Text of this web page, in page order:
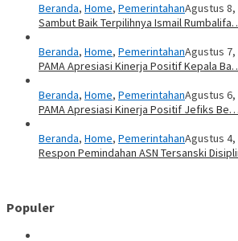
Beranda, Home, PemerintahanAgustus 8,
Sambut Baik Terpilihnya Ismail
Beranda, Home, PemerintahanAgustus 7,
PAMA Apresiasi Kinerja Positif Kepala
Beranda, Home, PemerintahanAgustus 6,
PAMA Apresiasi Kinerja Positif Jefiks Be…
Beranda, Home, PemerintahanAgustus 4,
Respon Pemindahan ASN Tersanski
Populer